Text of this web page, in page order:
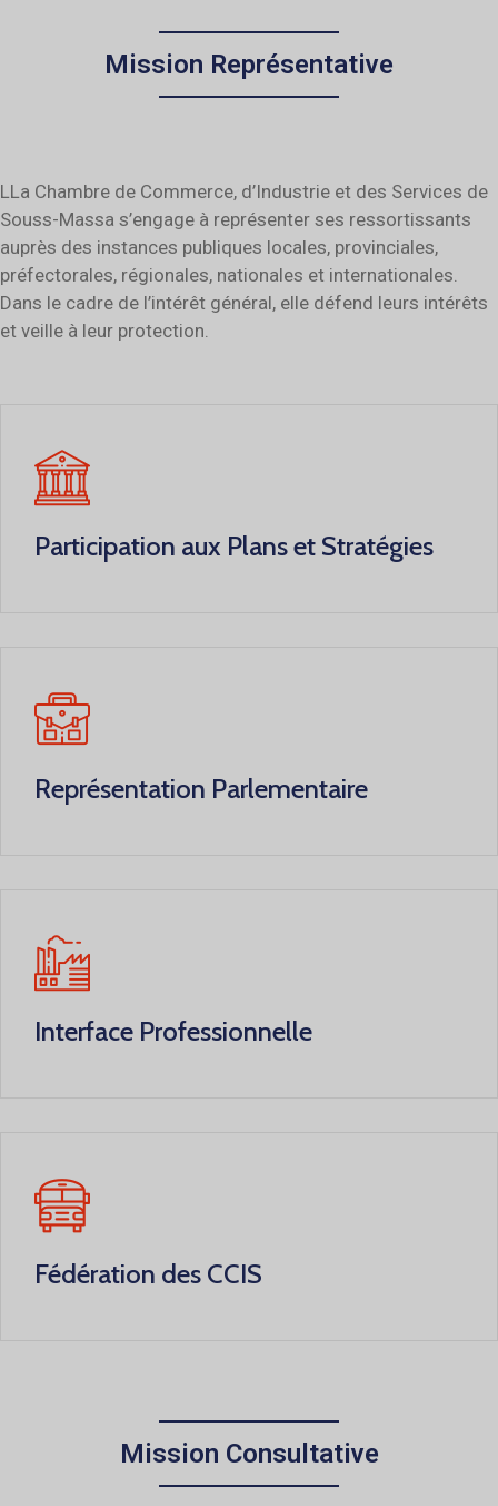
Mission Représentative
LLa Chambre de Commerce, d’Industrie et des Services de
Souss-Massa s’engage à représenter ses ressortissants
auprès des instances publiques locales, provinciales,
préfectorales, régionales, nationales et internationales.
Dans le cadre de l’intérêt général, elle défend leurs intérêts
et veille à leur protection.
Participation aux Plans et Stratégies
Représentation Parlementaire
Interface Professionnelle
Fédération des CCIS
Mission Consultative